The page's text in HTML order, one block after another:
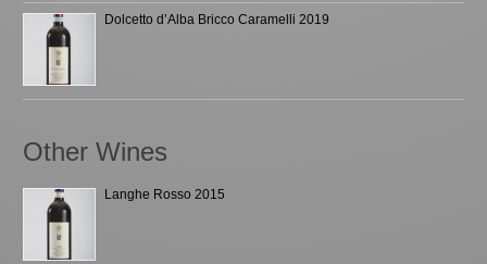
Dolcetto d’Alba Bricco Caramelli 2019
Other Wines
Langhe Rosso 2015